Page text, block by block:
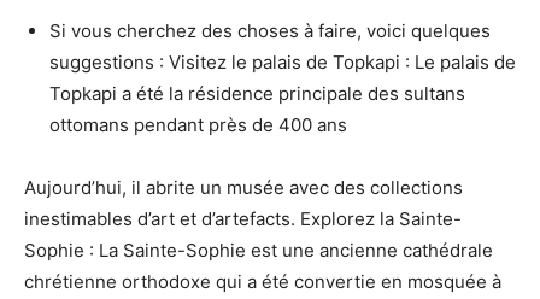
Si vous cherchez des choses à faire, voici quelques
suggestions : Visitez le palais de Topkapi : Le palais de
Topkapi a été la résidence principale des sultans
ottomans pendant près de 400 ans
Aujourd’hui, il abrite un musée avec des collections
inestimables d’art et d’artefacts. Explorez la Sainte-
Sophie : La Sainte-Sophie est une ancienne cathédrale
chrétienne orthodoxe qui a été convertie en mosquée à